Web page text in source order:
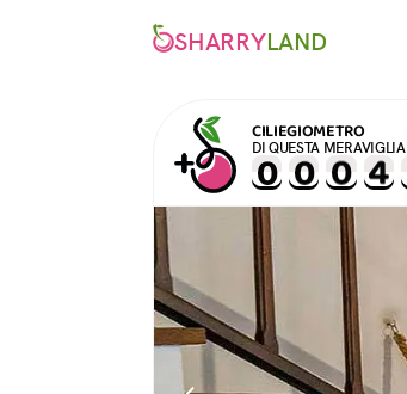
SHARRYLAND
CILIEGIOMETRO
DI QUESTA MERAVIGLIA